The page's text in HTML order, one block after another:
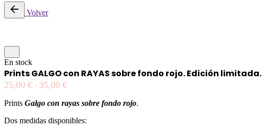
Volver
En stock
Prints GALGO con RAYAS sobre fondo rojo. Edición limitada.
25,00 € - 35,00 €
Prints Galgo con rayas sobre fondo rojo.
Dos medidas disponibles: